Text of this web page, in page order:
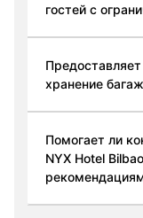
гостей с
хранение
Помогает ли
NYX Hotel